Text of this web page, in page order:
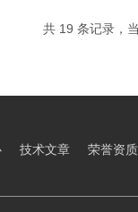
共 19 条记录，
技术文章 荣誉资质